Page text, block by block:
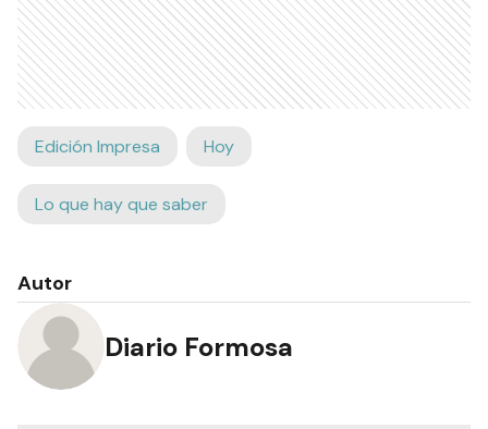
Edición Impresa Hoy
Lo que hay que saber
Autor
Diario Formosa